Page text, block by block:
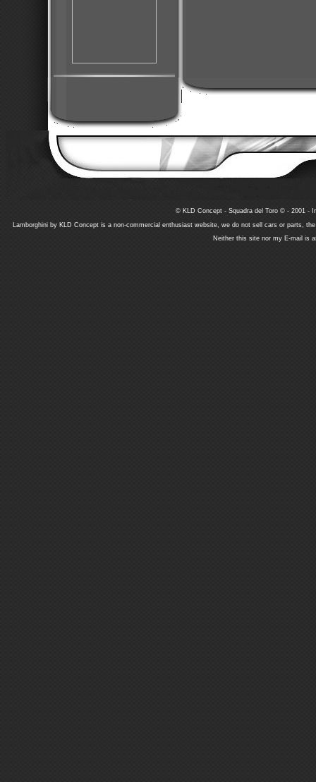
© KLD Concept - Squadra del Toro © - 2001 -
Lamborghini by KLD Concept is a non-commercial enthusiast website, we do not sell cars or parts,
Neither this site nor my E-mail is